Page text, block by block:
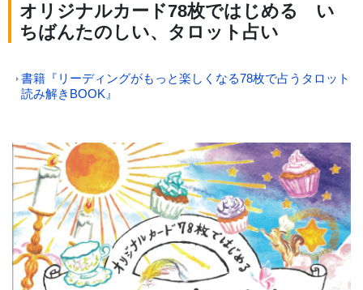
オリジナルカード78枚ではじめる い
ちばんたのしい、タロット占い
書籍『リーディングがもっと楽しくなる78枚で占うタロット
読み解きBOOK』